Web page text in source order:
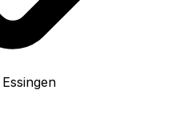
Essingen